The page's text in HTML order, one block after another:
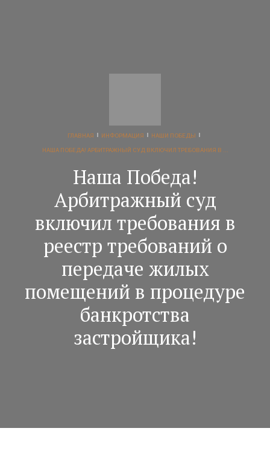
ГЛАВНАЯ ИНФОРМАЦИЯ НАШИ ПОБЕДЫ
НАША ПОБЕДА! АРБИТРАЖНЫЙ СУД ВКЛЮЧИЛ ТРЕБОВАНИЯ В ...
Наша Победа!
Арбитражный суд
включил требования в
реестр требований о
передаче жилых
помещений в процедуре
банкротства
застройщика!